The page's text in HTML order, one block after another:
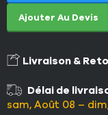
Ajouter Au Devis
Livraison &
Délai de
sam, Août 08 –